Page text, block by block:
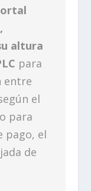
altura
para
entre
el
para
pago, el
de